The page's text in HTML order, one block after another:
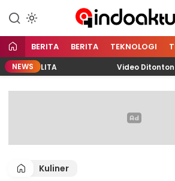
Indoaktual
Indonesia Aktual
BERITA BERITA TEKNOLOGI
NEWS Video Ditonton
Kuliner